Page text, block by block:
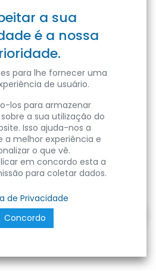
LED SUPP. INCAS.
IP20 Color Box
a sua
é a nossa
para lhe fornecer uma
de usuário.
los para armazenar
a sua utilização do
Isso ajuda-nos a
a melhor experiência e
o que vê.
em concordo esta a
para coletar dados.
de Privacidade
Concordo